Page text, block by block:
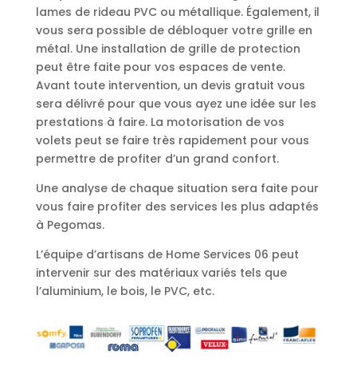
lames de rideau PVC ou métallique. Également, il
vous sera possible de débloquer votre grille en
métal. Une installation de grille de protection
peut être faite pour vos espaces de vente.
Avant toute intervention, un devis gratuit vous
sera délivré pour que vous ayez une idée sur les
prestations à faire. La motorisation de vos
volets peut se faire très rapidement pour vous
permettre de profiter d’un grand confort.
Une analyse de chaque situation sera faite pour
vous faire profiter des services les plus adaptés
à Pegomas.
L’équipe d’artisans de Home Services 06 peut
intervenir sur des matériaux variés tels que
l’aluminium, le bois, le PVC, etc.